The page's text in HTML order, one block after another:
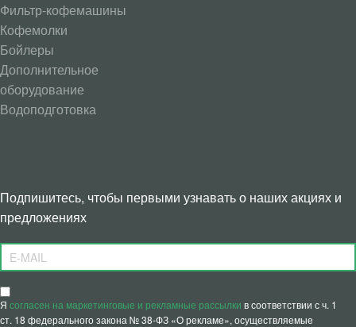
Фильтр-кофемашины
Кофемолки
Бойлеры
Дополнительное
оборудование
Водоподготовка
Подпишитесь, чтобы первыми узнавать о наших акциях и
предложениях
Я согласен на маркетинговые и рекламные рассылки в соответствии с ч. 1
ст. 18 федерального закона № 38-ФЗ «О рекламе», осуществляемые